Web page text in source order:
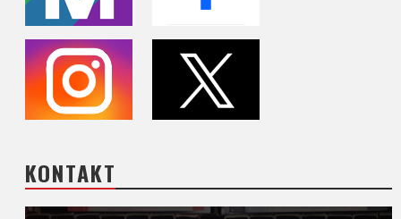
KONTAKT